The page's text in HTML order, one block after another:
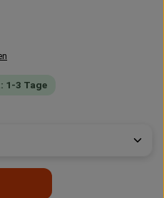
1-3 Tage
gewünschten Wert ein